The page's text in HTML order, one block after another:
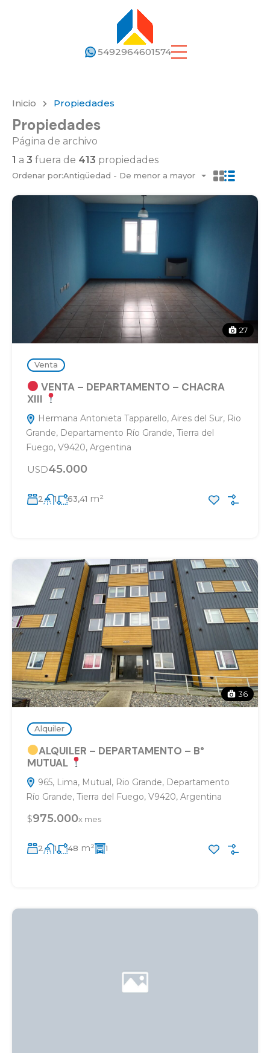
5492964601574
Inicio Propiedades
Propiedades
Página de archivo
1 a 3 fuera de 413 propiedades
Ordenar por:Antigüedad - De menor a mayor
27
Venta
VENTA – DEPARTAMENTO – CHACRA
XIII
Hermana Antonieta Tapparello, Aires del Sur, Rio
Grande, Departamento Río Grande, Tierra del
Fuego, V9420, Argentina
USD45.000
2 1 63,41 m²
36
Alquiler
ALQUILER – DEPARTAMENTO – B°
MUTUAL
965, Lima, Mutual, Rio Grande, Departamento
Río Grande, Tierra del Fuego, V9420, Argentina
$975.000x mes
2 1 48 m² 1